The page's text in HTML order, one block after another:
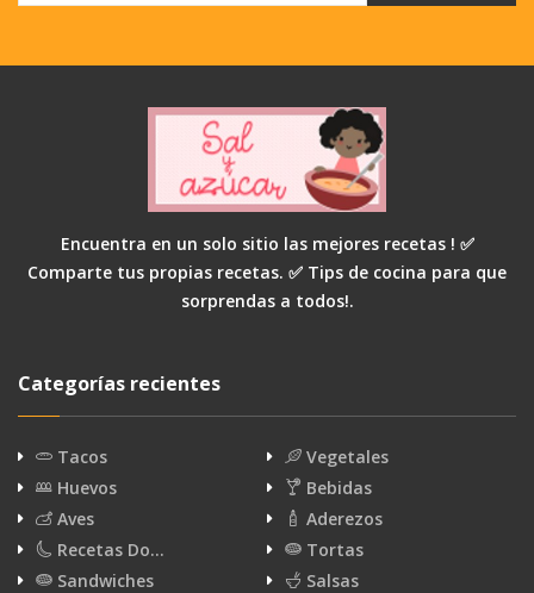
Encuentra en un solo sitio las mejores recetas ! ✅
Comparte tus propias recetas. ✅ Tips de cocina para que
sorprendas a todos!.
Categorías recientes
Tacos
Vegetales
Huevos
Bebidas
Aves
Aderezos
Recetas Do…
Tortas
Sandwiches
Salsas